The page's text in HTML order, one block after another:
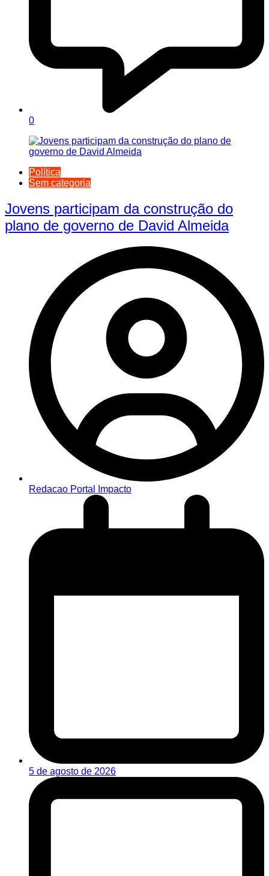
0
Política
Sem categoria
Jovens participam da construção do
plano de governo de David Almeida
Redacao Portal Impacto
5 de agosto de 2026